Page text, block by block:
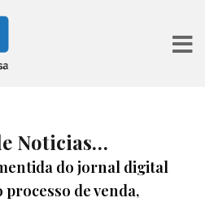
Noticias…
do jornal digital
de venda,